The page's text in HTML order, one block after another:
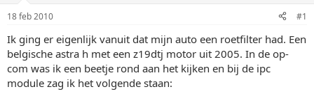
t
a
r
t
e
r
u
m
18 feb 2010 #1
Ik ging er eigenlijk vanuit dat mijn auto een roetfilter had. Een
belgische astra h met een z19dtj motor uit 2005. In de op-
com was ik een beetje rond aan het kijken en bij de ipc
module zag ik het volgende staan: